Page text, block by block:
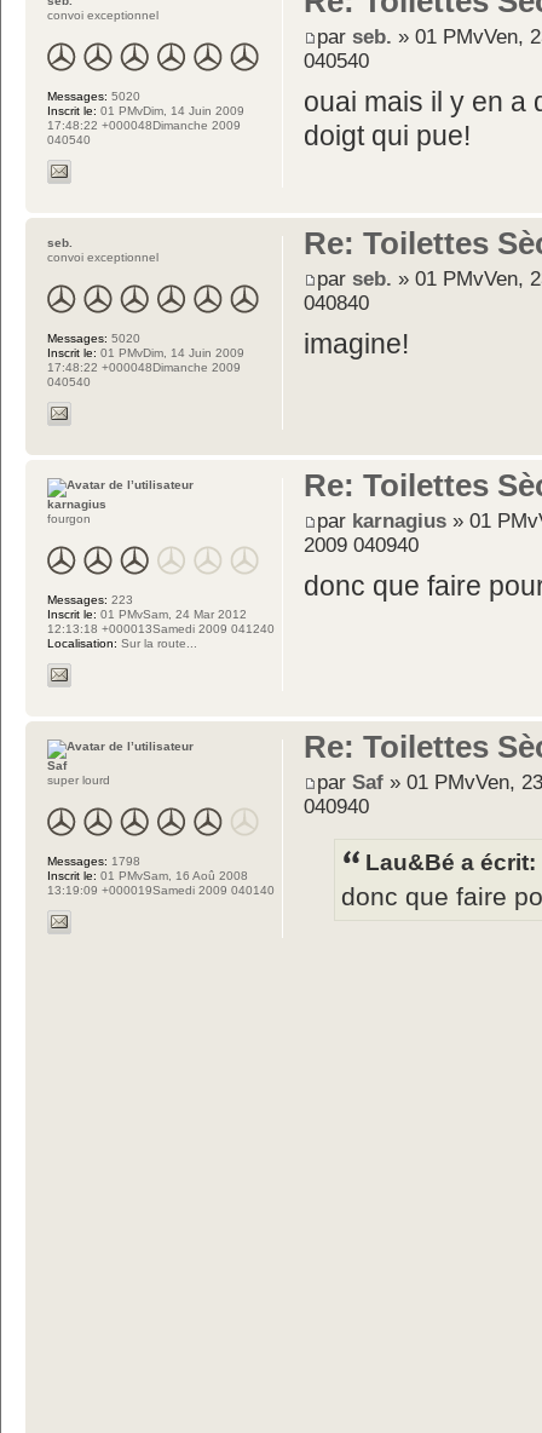
parseb. » 01 PMvVen,
040540
ouai mais il y en a
doigt qui pue!
convoi exceptionnel
Messages: 5020
Inscrit le: 01 PMvDim, 14 Juin 2009
17:48:22 +000048Dimanche 2009
040540
Re: Toilettes
parseb. » 01 PMvVen,
040840
imagine!
seb.
convoi exceptionnel
Messages: 5020
Inscrit le: 01 PMvDim, 14 Juin 2009
17:48:22 +000048Dimanche 2009
040540
Re: Toilettes
par karnagius » 01
2009 040940
donc que faire
karnagius
fourgon
Messages: 223
Inscrit le: 01 PMvSam, 24 Mar 2012
12:13:18 +000013Samedi 2009 041240
Localisation: Sur la route...
Re: Toilettes
parSaf » 01 PMvVen,
040940
Lau&Bé a écrit:
donc que faire
Saf
super lourd
Messages: 1798
Inscrit le: 01 PMvSam, 16 Aoû 2008
13:19:09 +000019Samedi 2009 040140